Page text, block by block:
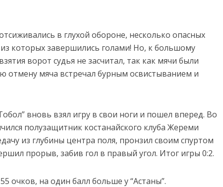
в глухой обороне, несколько опасных
которых завершились голами! Но, к большому
ворот судья не засчитал, так как мячи были
отмену мяча встречал бурным освистыванием и
вновь взял игру в свои ноги и пошел вперед. Во
полузащитник костанайского клуба Жереми
из глубины центра поля, пронзил своим спуртом
прорыв, забив гол в правый угол. Итог игры 0:2.
очков, на один балл больше у “Астаны”.